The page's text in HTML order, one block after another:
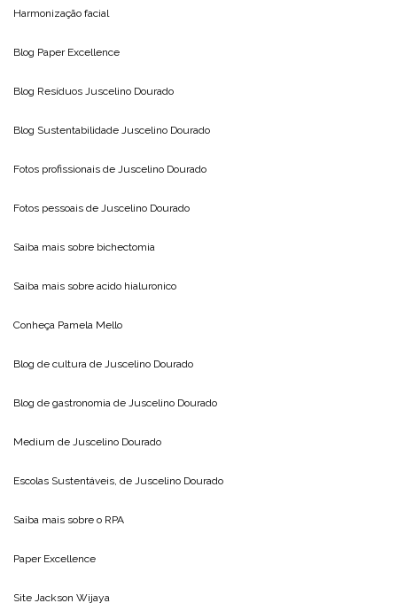
Harmonização facial
Blog Paper Excellence
Blog Resíduos Juscelino Dourado
Blog Sustentabilidade Juscelino Dourado
Fotos profissionais de Juscelino Dourado
Fotos pessoais de Juscelino Dourado
Saiba mais sobre bichectomia
Saiba mais sobre acido hialuronico
Conheça Pamela Mello
Blog de cultura de Juscelino Dourado
Blog de gastronomia de Juscelino Dourado
Medium de Juscelino Dourado
Escolas Sustentáveis, de Juscelino Dourado
Saiba mais sobre o RPA
Paper Excellence
Site Jackson Wijaya